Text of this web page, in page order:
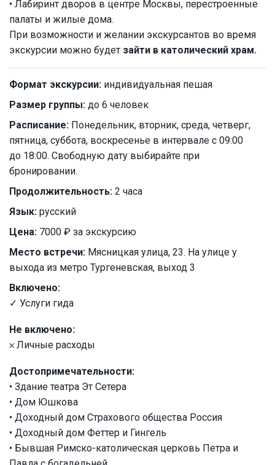
• Лабиринт дворов в центре Москвы, перестроенные
палаты и жилые дома.
При возможности и желании экскурсантов во время
экскурсии можно будет зайти в католический храм.
Формат экскурсии: индивидуальная пешая
Размер группы: до 6 человек
Расписание: Понедельник, вторник, среда, четверг,
пятница, суббота, воскресенье в интервале с 09:00
до 18:00. Свободную дату выбирайте при
бронировании.
Продолжительность: 2 часа
Язык: русский
Цена: 7000 ₽ за экскурсию
Место встречи: Мясницкая улица, 23. На улице у
выхода из метро Тургеневская, выход 3
Включено:
✓ Услуги гида
Не включено:
𐄂 Личные расходы
Достопримечательности:
• Здание театра Эт Сетера
• Дом Юшкова
• Доходный дом Страхового общества Россия
• Доходный дом Феттер и Гингель
• Бывшая Римско-католическая церковь Петра и